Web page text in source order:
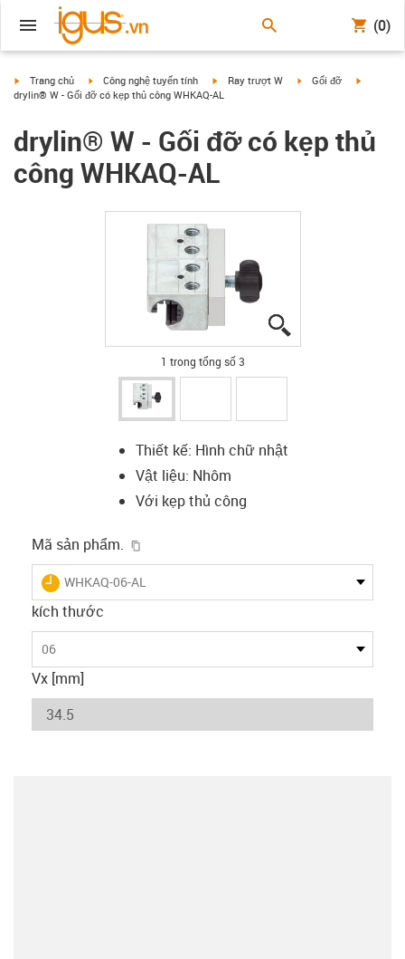
(0)
igus-icon-arrow-right
Trang chủ igus-icon-arrow-right
Công nghệ tuyến tính igus-icon-arrow-right
Ray trượt W igus-icon-arrow-right
Gối đỡ
igus-
drylin® W - Gối đỡ có kẹp thủ công WHKAQ-AL
drylin® W - Gối đỡ có kẹp thủ
công WHKAQ-AL
1 trong tổng số 3
Thiết kế: Hình chữ nhật
Vật liệu: Nhôm
Với kẹp thủ công
Mã sản phẩm.
igus-icon-lieferzeit
WHKAQ-06-AL
kích thước
06
Vx [mm]